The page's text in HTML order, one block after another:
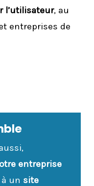
l’utilisateur, au
entreprises de
entreprise
un site